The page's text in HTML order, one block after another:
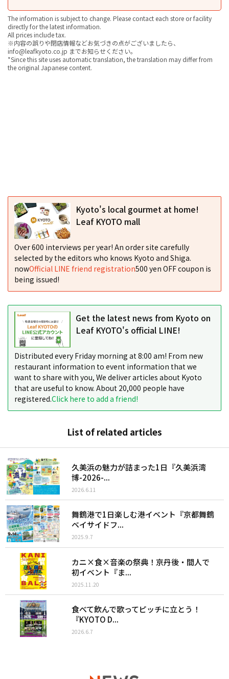
The information is subject to change. Please contact each store or facility
directly for the latest information.
All prices include tax.
※内容の誤りや閉店情報などお気づきの点がございましたら、
info@leafkyoto.co.jp までお知らせください。
*Since this site uses automatic translation, the translation may differ from
the original Japanese content.
Kyoto's local gourmet at home!
Leaf KYOTO mall
Over 600 interviews per year! An order site carefully
selected by the editors who knows Kyoto and Shiga.
nowOfficial LINE friend registration500 yen OFF coupon is
being issued!
Get the latest news from Kyoto on
Leaf KYOTO's official LINE!
Distributed every Friday morning at 8:00 am! From new
restaurant information to event information that we
want to share with you, We deliver articles about Kyoto
that are useful to know. About 20,000 people have
registered.Click here to add a friend!
List of related articles
久美浜の魅力が詰まった1日『久美浜湾
博-2026-...
2026.6.11
舞鶴港で1日楽しむ港イベント『京都舞鶴
ベイサイドフ...
2025.9.7
カニ×食×音楽の祭典！京丹後・間人で
初イベント『ま...
2025.11.20
食べて飲んで歌ってピッチに立とう！
『KYOTO D...
2026.6.7